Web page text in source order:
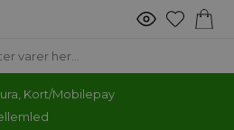
Kort/Mobilepay